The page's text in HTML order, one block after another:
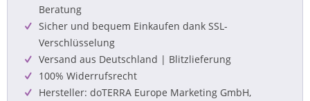
Beratung
Sicher und bequem Einkaufen dank SSL-
Verschlüsselung
Versand aus Deutschland | Blitzlieferung
100% Widerrufsrecht
Hersteller: doTERRA Europe Marketing GmbH,